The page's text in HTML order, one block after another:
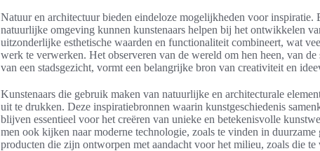
Natuur en architectuur bieden eindeloze mogelijkheden voor inspiratie.
natuurlijke omgeving kunnen kunstenaars helpen bij het ontwikkelen
uitzonderlijke esthetische waarden en functionaliteit combineert, wat
werk te verwerken. Het observeren van de wereld om hen heen, van
van een stadsgezicht, vormt een belangrijke bron van creativiteit en
Kunstenaars die gebruik maken van natuurlijke en architecturale
uit te drukken. Deze inspiratiebronnen waarin kunstgeschiedenis
blijven essentieel voor het creëren van unieke en betekenisvolle
men ook kijken naar moderne technologie, zoals te vinden in
producten die zijn ontworpen met aandacht voor het milieu, zoals die